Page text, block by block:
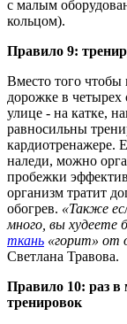
с малым
кольцом).
Правило 9:
Вместо того чтобы
дорожке в четырех
улице - на катке,
равносильны
кардиотренажере.
наледи, можно
пробежки
организм тратит
обогрев. «Также
много, вы худеете
ткань «горит» от
Светлана Травова.
Правило 10: раз в
тренировок